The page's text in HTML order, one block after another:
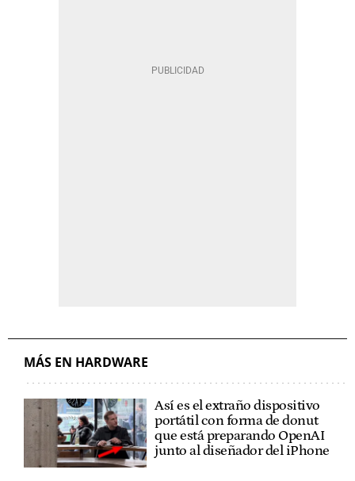
MÁS EN HARDWARE
Así es el extraño dispositivo
portátil con forma de donut
que está preparando OpenAI
junto al diseñador del iPhone